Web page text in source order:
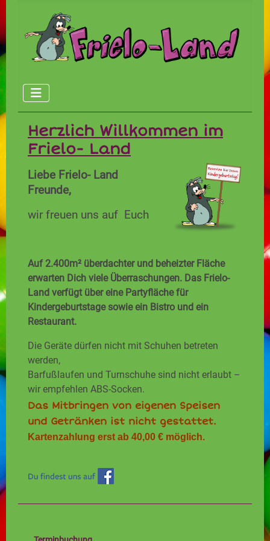
Herzlich Willkommen im
Frielo- Land
Liebe Frielo- Land
Freunde,
wir freuen uns auf Euch
Auf 2.400m² überdachter und beheizter Fläche
erwarten Dich viele Überraschungen. Das Frielo-
Land verfügt über eine Partyfläche für
Kindergeburtstage sowie ein Bistro und ein
Restaurant.
Die Geräte dürfen nicht mit Schuhen betreten
werden,
Barfußlaufen und Turnschuhe sind nicht erlaubt –
wir empfehlen ABS-Socken.
Das Mitbringen von eigenen Speisen
und Getränken ist nicht gestattet.
Kartenzahlung erst ab 40,00 € möglich.